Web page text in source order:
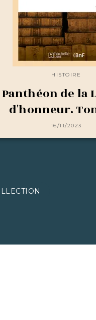
HISTOIRE
Panthéon de la
d'honneur.
16/11/2023